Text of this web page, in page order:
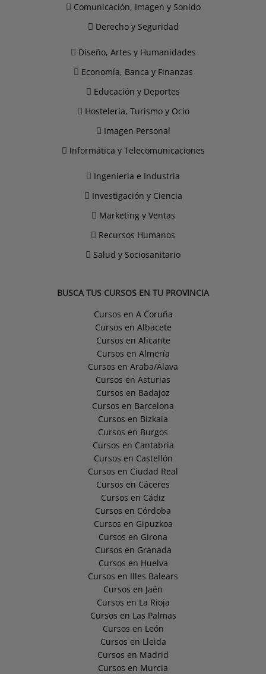
Comunicación, Imagen y Sonido
Derecho y Seguridad
Diseño, Artes y Humanidades
Economía, Banca y Finanzas
Educación y Deportes
Hostelería, Turismo y Ocio
Imagen Personal
Informática y Telecomunicaciones
Ingeniería e Industria
Investigación y Ciencia
Marketing y Ventas
Recursos Humanos
Salud y Sociosanitario
BUSCA TUS CURSOS EN TU PROVINCIA
Cursos en A Coruña
Cursos en Albacete
Cursos en Alicante
Cursos en Almería
Cursos en Araba/Álava
Cursos en Asturias
Cursos en Badajoz
Cursos en Barcelona
Cursos en Bizkaia
Cursos en Burgos
Cursos en Cantabria
Cursos en Castellón
Cursos en Ciudad Real
Cursos en Cáceres
Cursos en Cádiz
Cursos en Córdoba
Cursos en Gipuzkoa
Cursos en Girona
Cursos en Granada
Cursos en Huelva
Cursos en Illes Balears
Cursos en Jaén
Cursos en La Rioja
Cursos en Las Palmas
Cursos en León
Cursos en Lleida
Cursos en Madrid
Cursos en Murcia